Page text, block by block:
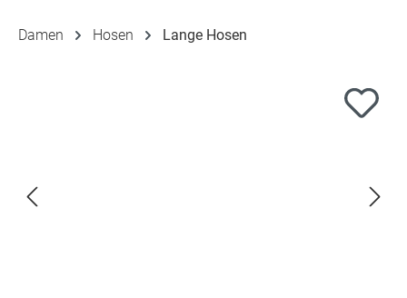
Damen Hosen Lange Hosen